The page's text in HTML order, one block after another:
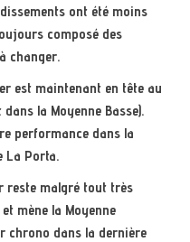
ont été moins
composé des
changer.
est maintenant en tête au
la Moyenne Basse).
performance dans la
La Porta.
reste malgré tout très
mène la Moyenne
chrono dans la dernière